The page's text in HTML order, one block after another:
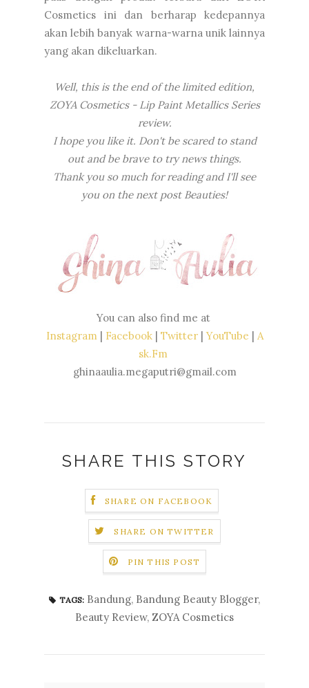
Cosmetics ini dan berharap kedepannya
akan lebih banyak warna-warna unik lainnya
yang akan dikeluarkan.
Well, this is the end of the limited edition,
ZOYA Cosmetics - Lip Paint Metallics Series
review.
I hope you like it. Don't be scared to stand
out and be brave to try news things.
Thank you so much for readingand I'll see
you on the next post Beauties!
You can also find me at
Instagram | Facebook| Twitter|YouTube | A
sk.Fm
ghinaaulia.megaputri@gmail.com
SHARE THIS STORY
SHARE ON FACEBOOK
SHARE ON TWITTER
PIN THIS POST
TAGS: Bandung, Bandung Beauty Blogger,
Beauty Review, ZOYA Cosmetics